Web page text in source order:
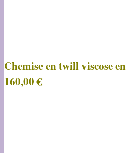
Chemise en twill viscose
160,00 €